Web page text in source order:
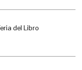
del Libro